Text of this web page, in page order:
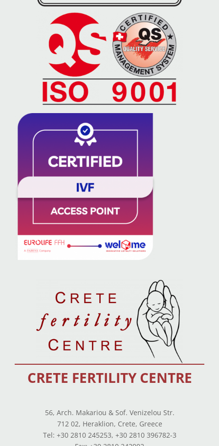
CRETE FERTILITY CENTRE
56, Arch. Makariou & Sof. Venizelou Str.
712 02, Heraklion, Crete, Greece
Tel: +30 2810 245253, +30 2810 396782-3